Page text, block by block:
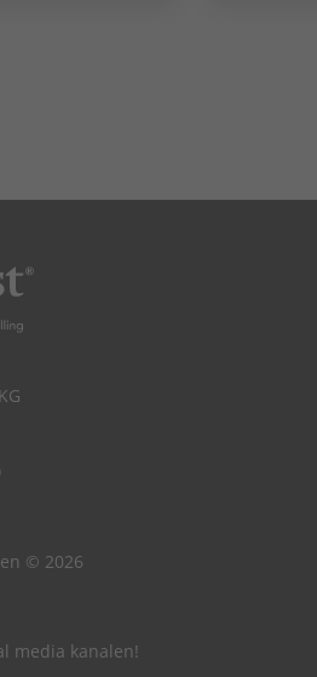
© 2026
media kanalen!